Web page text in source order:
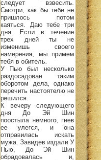
следует взвесить.
Смотри, как бы тебе не
пришлось потом
каяться. Даю тебе три
дня. Если в течение
трех дней ты не
изменишь своего
намерения, мы примем
тебя в обитель.
У Пью был несколько
раздосадован таким
оборотом дела, однако
перечить настоятелю не
решился.
К вечеру следующего
дня До Эй Шин
поостыла немного, гнев
ее улегся, и она
отправилась искать
мужа. Завидев издали У
Пью, До Эй Шин
обрадовалась и,